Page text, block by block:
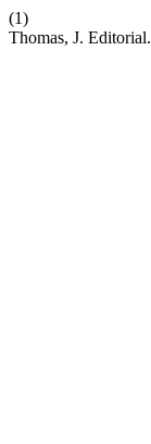
(1)
Thomas, J. Editorial.